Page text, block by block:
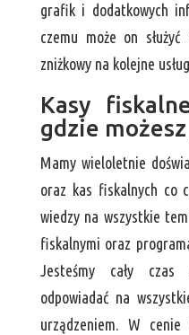
grafik i dodatkowych
czemu może on
zniżkowy na kolejne
Kasy
gdzie
Mamy wieloletnie
oraz kas fiskalnych co
wiedzy na wszystkie
fiskalnymi oraz
Jesteśmy cały
odpowiadać na
urządzeniem. W